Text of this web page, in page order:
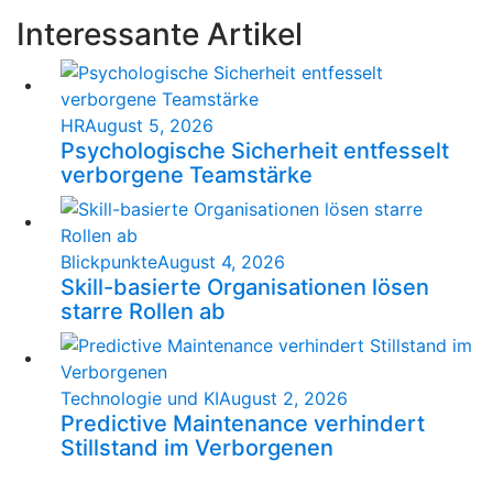
Interessante Artikel
HRAugust 5, 2026
Psychologische Sicherheit entfesselt
verborgene Teamstärke
BlickpunkteAugust 4, 2026
Skill-basierte Organisationen lösen
starre Rollen ab
Technologie und KIAugust 2, 2026
Predictive Maintenance verhindert
Stillstand im Verborgenen